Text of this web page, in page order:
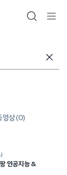
검색
영상(0)
인공지능 &